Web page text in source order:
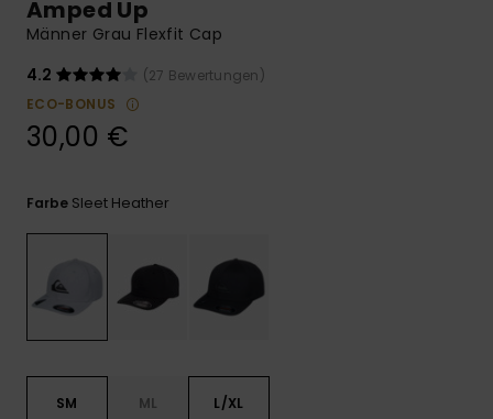
Finden Sie
Antworten auf
die häufigsten
Fragen sowie
Amped Up
Männer Grau Flexfit Cap
4.2
(27 Bewertungen)
ECO-BONUS
30,00 €
Farbe Sleet Heather
SM ML L/XL